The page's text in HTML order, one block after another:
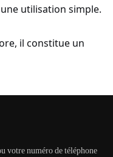
utilisation simple.
il constitue un
votre numéro de téléphone